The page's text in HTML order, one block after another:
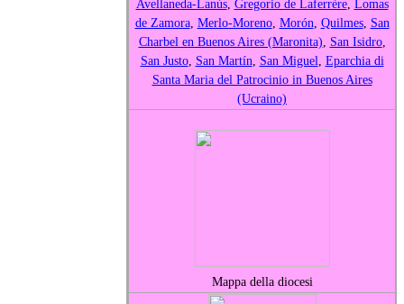
Avellaneda-Lanús, Gregorio de Laferrère,
Lomas
de Zamora, Merlo-Moreno, Morón Quilmes, San
Charbel en Buenos Aires (Maronita)
San Isidro,
San Justo, San Martín San Miguel Eparchia di
Santa Maria del Patrocinio in Buenos Aires
(Ucraino)
Mappa della diocesi